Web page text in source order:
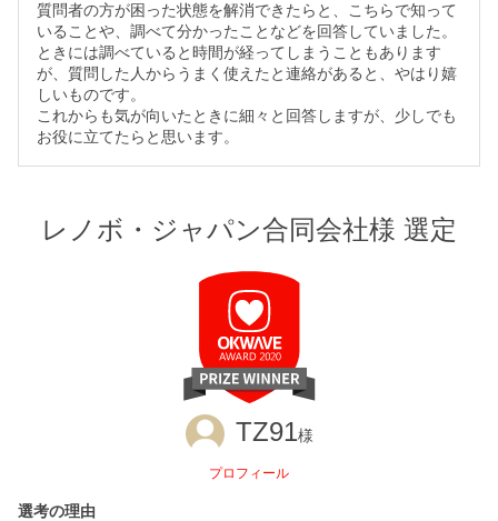
質問者の方が困った状態を解消できたらと、こちらで知って
いることや、調べて分かったことなどを回答していました。
ときには調べていると時間が経ってしまうこともあります
が、質問した人からうまく使えたと連絡があると、やはり嬉
しいものです。
これからも気が向いたときに細々と回答しますが、少しでも
お役に立てたらと思います。
レノボ・ジャパン合同会社様 選定
TZ91様
プロフィール
選考の理由